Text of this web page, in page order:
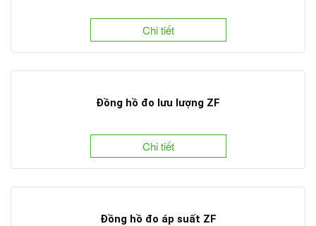
Chi tiết
Đồng hồ đo lưu lượng ZF
Chi tiết
Đồng hồ đo áp suất ZF